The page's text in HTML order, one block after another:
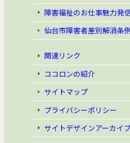
障害福祉のお仕事魅力発
仙台市障害者差別解消条
関連リンク
ココロンの紹介
サイトマップ
プライバシーポリシー
サイトデザインアーカイ